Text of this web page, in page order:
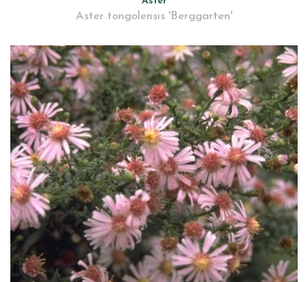
Aster tongolensis 'Berggarten'